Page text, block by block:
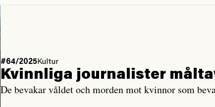
#64/2025Kultur
Kvinnliga journalister
De bevakar våldet och morden mot kvinnor som